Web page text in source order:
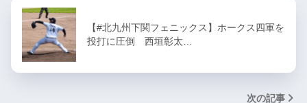
【#北九州下関フェニックス】ホークス四軍を
投打に圧倒 西垣彰太…
次の記事